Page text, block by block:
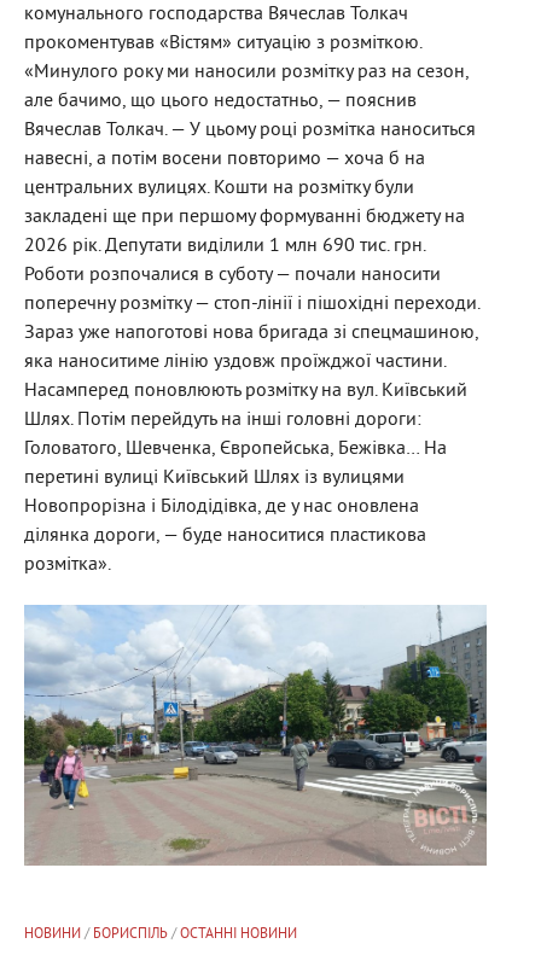
комунального господарства Вячеслав Толкач
прокоментував «Вістям» ситуацію з розміткою.
«Минулого року ми наносили розмітку раз на сезон,
але бачимо, що цього недостатньо, — пояснив
Вячеслав Толкач. — У цьому році розмітка наноситься
навесні, а потім восени повторимо — хоча б на
центральних вулицях. Кошти на розмітку були
закладені ще при першому формуванні бюджету на
2026 рік. Депутати виділили 1 млн 690 тис. грн.
Роботи розпочалися в суботу — почали наносити
поперечну розмітку — стоп-лінії і пішохідні переходи.
Зараз уже напоготові нова бригада зі спецмашиною,
яка наноситиме лінію уздовж проїжджої частини.
Насамперед поновлюють розмітку на вул. Київський
Шлях. Потім перейдуть на інші головні дороги:
Головатого, Шевченка, Європейська, Бежівка… На
перетині вулиці Київський Шлях із вулицями
Новопрорізна і Білодідівка, де у нас оновлена
ділянка дороги, — буде наноситися пластикова
розмітка».
НОВИНИ/ БОРИСПІЛЬ/ ОСТАННІ НОВИНИ